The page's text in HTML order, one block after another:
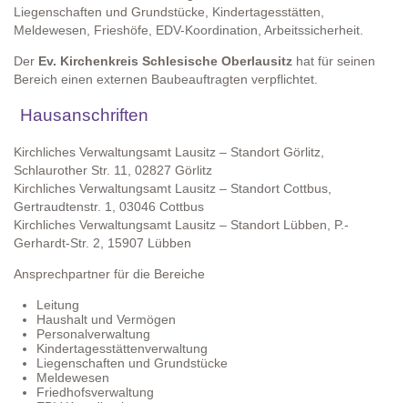
Liegenschaften und Grundstücke, Kindertagesstätten,
Meldewesen, Frieshöfe, EDV-Koordination, Arbeitssicherheit.
Der Ev. Kirchenkreis Schlesische Oberlausitz hat für seinen
Bereich einen externen Baubeauftragten verpflichtet.
Hausanschriften
Kirchliches Verwaltungsamt Lausitz – Standort Görlitz,
Schlaurother Str. 11, 02827 Görlitz
Kirchliches Verwaltungsamt Lausitz – Standort Cottbus,
Gertraudtenstr. 1, 03046 Cottbus
Kirchliches Verwaltungsamt Lausitz – Standort Lübben, P.-
Gerhardt-Str. 2, 15907 Lübben
Ansprechpartner für die Bereiche
Leitung
Haushalt und Vermögen
Personalverwaltung
Kindertagesstättenverwaltung
Liegenschaften und Grundstücke
Meldewesen
Friedhofsverwaltung